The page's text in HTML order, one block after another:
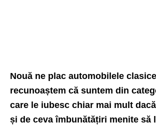
Nouă ne plac automobilele
recunoaștem că suntem din
care le iubesc chiar mai mult
și de ceva îmbunătățiri menite să